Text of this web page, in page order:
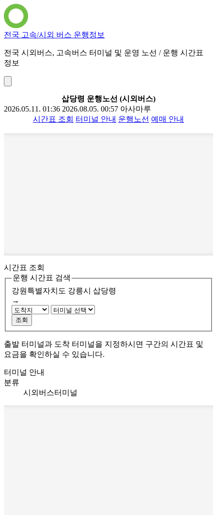
전국 고속/시외 버스 운행정보
전국 시외버스, 고속버스 터미널 및 운영 노선 / 운행 시간표
정보
삽당령 운행노선 (시외버스)
2026.05.11. 01:36 2026.08.05. 00:57 아사마루
시간표 조회 터미널 안내 운행노선 예매 안내
시간표 조회
운행 시간표 검색
강원특별자치도 강릉시 삽당령
→
조회
출발 터미널과 도착 터미널을 지정하시면 구간의 시간표 및
요금을 확인하실 수 있습니다.
터미널 안내
분류
시외버스터미널